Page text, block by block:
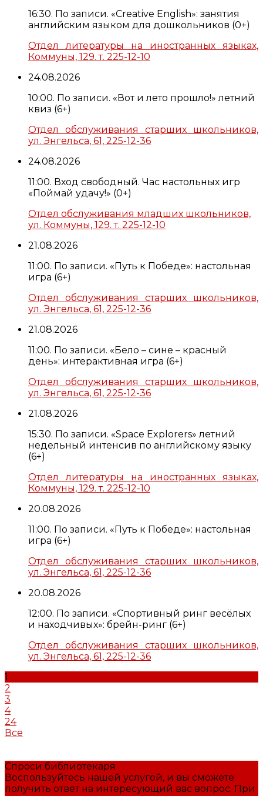
16:30. По записи. «Creative English»: занятия
английским языком для дошкольников (0+)
Отдел литературы на иностранных языках,
Коммуны, 129. т. 225-12-10
24.08.2026
10:00. По записи. «Вот и лето прошло!» летний
квиз (6+)
Отдел обслуживания старших школьников,
ул. Энгельса, 61, 225-12-36
24.08.2026
11:00. Вход свободный. Час настольных игр
«Поймай удачу!» (0+)
Отдел обслуживания младших школьников,
ул. Коммуны, 129. т. 225-12-10
21.08.2026
11:00. По записи. «Путь к Победе»: настольная
игра (6+)
Отдел обслуживания старших школьников,
ул. Энгельса, 61, 225-12-36
21.08.2026
11:00. По записи. «Бело – сине – красный
день»: интерактивная игра (6+)
Отдел обслуживания старших школьников,
ул. Энгельса, 61, 225-12-36
21.08.2026
15:30. По записи. «Space Explorers» летний
недельный интенсив по английскому языку
(6+)
Отдел литературы на иностранных языках,
Коммуны, 129. т. 225-12-10
20.08.2026
11:00. По записи. «Путь к Победе»: настольная
игра (6+)
Отдел обслуживания старших школьников,
ул. Энгельса, 61, 225-12-36
20.08.2026
12:00. По записи. «Спортивный ринг весёлых
и находчивых»: брейн-ринг (6+)
Отдел обслуживания старших школьников,
ул. Энгельса, 61, 225-12-36
1
2
3
4
24
Все
Спроси библиотекаря
Воспользуйтесь нашей услугой, и вы сможете
получить ответ на интересующий вас вопрос. При